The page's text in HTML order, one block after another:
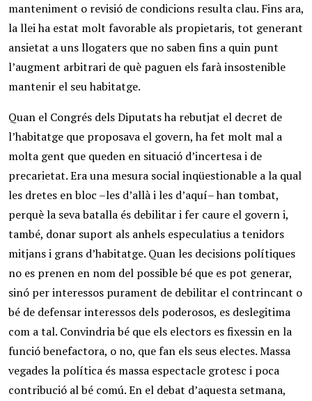
manteniment o revisió de condicions resulta clau. Fins ara,
la llei ha estat molt favorable als propietaris, tot generant
ansietat a uns llogaters que no saben fins a quin punt
l’augment arbitrari de què paguen els farà insostenible
mantenir el seu habitatge.
Quan el Congrés dels Diputats ha rebutjat el decret de
l’habitatge que proposava el govern, ha fet molt mal a
molta gent que queden en situació d’incertesa i de
precarietat. Era una mesura social inqüestionable a la qual
les dretes en bloc –les d’allà i les d’aquí– han tombat,
perquè la seva batalla és debilitar i fer caure el govern i,
també, donar suport als anhels especulatius a tenidors
mitjans i grans d’habitatge. Quan les decisions polítiques
no es prenen en nom del possible bé que es pot generar,
sinó per interessos purament de debilitar el contrincant o
bé de defensar interessos dels poderosos, es deslegitima
com a tal. Convindria bé que els electors es fixessin en la
funció benefactora, o no, que fan els seus electes. Massa
vegades la política és massa espectacle grotesc i poca
contribució al bé comú. En el debat d’aquesta setmana,